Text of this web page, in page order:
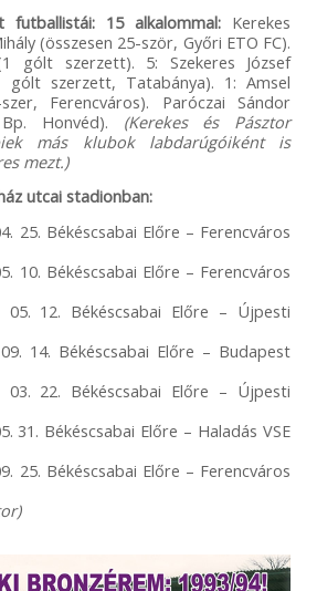
futballistái: 15 alkalommal: Kerekes
(összesen 25-ször, Győri ETO FC).
gólt szerzett). 5: Szekeres József
gólt szerzett, Tatabánya). 1: Amsel
Ferencváros). Paróczai Sándor
Honvéd). (Kerekes és Pásztor
más klubok labdarúgóiként is
mezt.)
utcai stadionban:
25. Békéscsabai Előre – Ferencváros
10. Békéscsabai Előre – Ferencváros
05. 12. Békéscsabai Előre – Újpesti
14. Békéscsabai Előre – Budapest
03. 22. Békéscsabai Előre – Újpesti
31. Békéscsabai Előre – Haladás VSE
25. Békéscsabai Előre – Ferencváros